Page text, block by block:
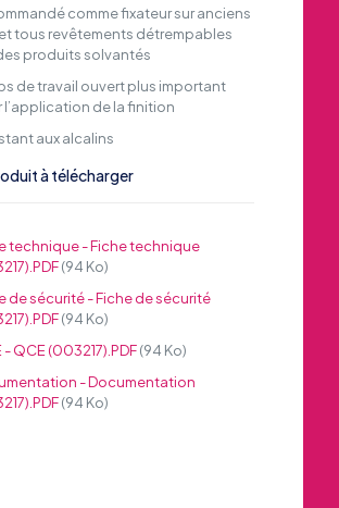
comme fixateur sur anciens
et tous revêtements détrempables
produits solvantés
de travail ouvert plus important
l’application de la finition
aux alcalins
à télécharger
technique - Fiche technique
(94 Ko)
de sécurité - Fiche de sécurité
(94 Ko)
- QCE (003217).PDF(94 Ko)
- Documentation
(94 Ko)